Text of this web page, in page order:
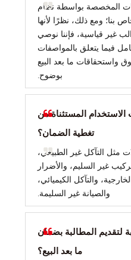
المخصصة بواسطة نظام
بنا؛ ومع ذلك، نظرًا لأنها
غير قياسية، فإننا نوصي
فيما يتعلق بالمواصفات
واستحقاقات ما بعد البيع
بوضوح.
المستثناة من
تغطية الضمان؟
مثل التآكل غير الطبيعي،
غير السليم، والأضرار
والتآكل الكيميائي،
والصيانة غير السليمة.
لتقديم المطالبة بضمان
ما بعد البيع؟